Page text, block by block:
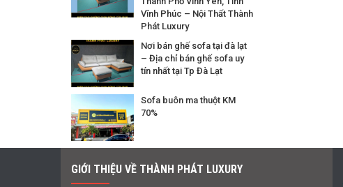
Vĩnh Phúc – Nội Thất Thành
Phát Luxury
Nơi bán ghế sofa tại đà lạt
– Địa chỉ bán ghế sofa uy
tín nhất tại Tp Đà Lạt
Sofa buôn ma thuột KM
70%
GIỚI THIỆU VỀ THÀNH PHÁT LUXURY